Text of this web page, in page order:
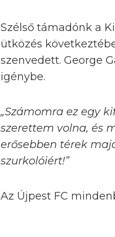
Szélső támadónk a
ütközés
szenvedett. George
igénybe.
„Számomra ez egy
szerettem volna, és
erősebben térek
szurkolóiért!”
Az Újpest FC